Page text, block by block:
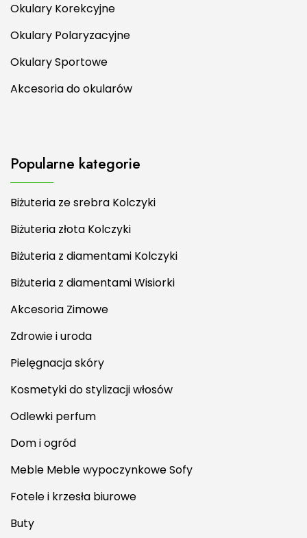
Okulary Korekcyjne
Okulary Polaryzacyjne
Okulary Sportowe
Akcesoria do okularów
Popularne kategorie
Biżuteria ze srebra Kolczyki
Biżuteria złota Kolczyki
Biżuteria z diamentami Kolczyki
Biżuteria z diamentami Wisiorki
Akcesoria Zimowe
Zdrowie i uroda
Pielęgnacja skóry
Kosmetyki do stylizacji włosów
Odlewki perfum
Dom i ogród
Meble Meble wypoczynkowe Sofy
Fotele i krzesła biurowe
Buty